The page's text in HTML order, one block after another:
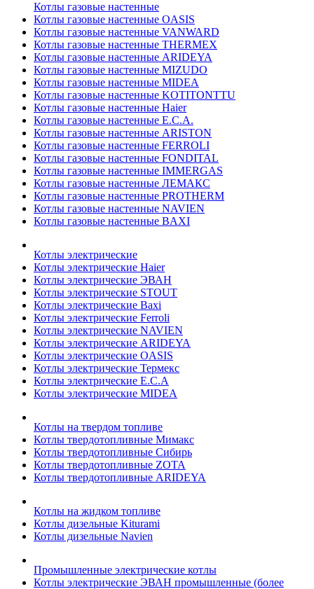
Котлы газовые настенные
Котлы газовые настенные OASIS
Котлы газовые настенные VANWARD
Котлы газовые настенные THERMEX
Котлы газовые настенные ARIDEYA
Котлы газовые настенные MIZUDO
Котлы газовые настенные MIDEA
Котлы газовые настенные KOTITONTTU
Котлы газовые настенные Haier
Котлы газовые настенные E.C.A.
Котлы газовые настенные ARISTON
Котлы газовые настенные FERROLI
Котлы газовые настенные FONDITAL
Котлы газовые настенные IMMERGAS
Котлы газовые настенные ЛЕМАКС
Котлы газовые настенные PROTHERM
Котлы газовые настенные NAVIEN
Котлы газовые настенные BAXI
Котлы электрические
Котлы электрические Haier
Котлы электрические ЭВАН
Котлы электрические STOUT
Котлы электрические Baxi
Котлы электрические Ferroli
Котлы электрические NAVIEN
Котлы электрические ARIDEYA
Котлы электрические OASIS
Котлы электрические Термекс
Котлы электрические E.C.A
Котлы электрические MIDEA
Котлы на твердом топливе
Котлы твердотопливные Мимакс
Котлы твердотопливные Сибирь
Котлы твердотопливные ZOTA
Котлы твердотопливные ARIDEYA
Котлы на жидком топливе
Котлы дизельные Kiturami
Котлы дизельные Navien
Промышленные электрические котлы
Котлы электрические ЭВАН промышленные (более